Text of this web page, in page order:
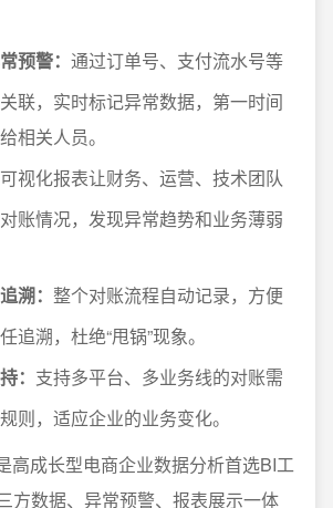
预警： 通过订单号、支付流水号等
联，实时标记异常数据，第一时间
相关人员。
可视化报表让财务、运营、技术团队
账情况，发现异常趋势和业务薄弱
溯： 整个对账流程自动记录，方便
追溯，杜绝“甩锅”现象。
： 支持多平台、多业务线的对账需
则，适应企业的业务变化。
高成长型电商企业数据分析首选BI工
方数据、异常预警、报表展示一体